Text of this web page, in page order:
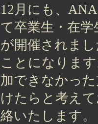
12月にも、
て卒業生・在
が開催されま
ことになりま
加できなかっ
けたらと考え
絡いたします。